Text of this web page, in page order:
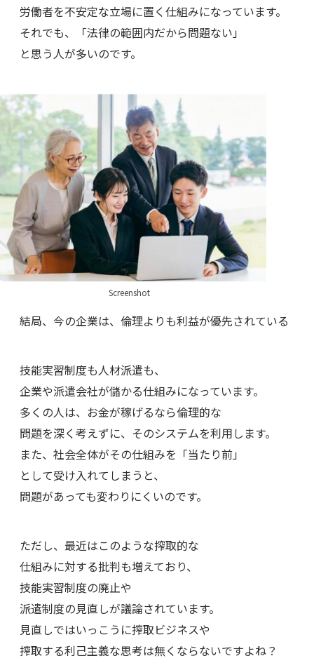
労働者を不安定な立場に置く仕組みになっています。
それでも、「法律の範囲内だから問題ない」
と思う人が多いのです。
Screenshot
結局、今の企業は、倫理よりも利益が優先されている
技能実習制度も人材派遣も、
企業や派遣会社が儲かる仕組みになっています。
多くの人は、お金が稼げるなら倫理的な
問題を深く考えずに、そのシステムを利用します。
また、社会全体がその仕組みを「当たり前」
として受け入れてしまうと、
問題があっても変わりにくいのです。
ただし、最近はこのような搾取的な
仕組みに対する批判も増えており、
技能実習制度の廃止や
派遣制度の見直しが議論されています。
見直しではいっこうに搾取ビジネスや
搾取する利己主義な思考は無くならないですよね？